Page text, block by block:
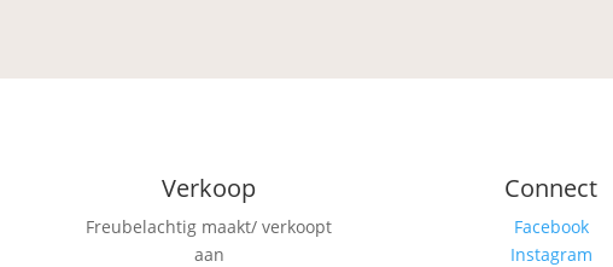
Verkoop
Freubelachtig maakt/ verkoopt
aan
Connect
Facebook
Instagram